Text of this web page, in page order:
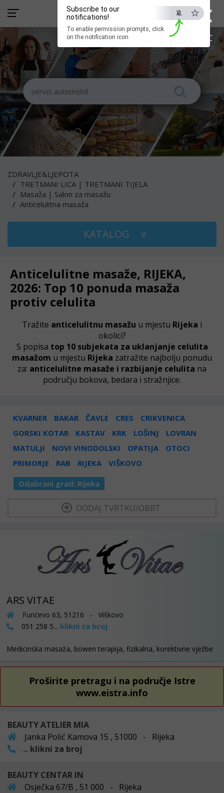
×
ESC
Subscribe to our
notifications!
To enable permission prompts, click
on the notification icon
ZDRAVLJE&LJEPOTA
TRETMANI LICA | TRETMANI TIJELA
Masaža | Salon za masažu
Anticelulitna masaža
KATALOG
Anticelulitne masaže, RIJEKA,
2026: Top 10 ponuda masaža
protiv celulita
Tražite anticelulitnu masažu u mjestu Rijeka i
okolici?
S popisa top 10 subjekata za uklanjanje celulita
masažom u mjestu Rijeka zatražite najbolju ponudu
za: anticelulitne masaže i razbijanje celulita na
području bokova, bedara i stražnjice.
KVARNER BAKAR ČAVLE CRES
CRIKVENICA
GORSKI KOTAR
KASTAV KRK LOŠINJ
LOVRAN
MATULJI
NOVI VINODOLSKI OPATIJA
OTOCI
PRIMORJE
RAB RIJEKA VIŠKOVO
Odabrani grad: Rijeka
DODAJ TVRTKU/OBRT
ARS VITAE
Furićevo 63, 51216 - Viškovo
051 258 5... klikni za broj
Medicinska masaža, bowen terapija, fizikalna, korektivne vježbe
Proširite pretragu i na područje Istre
www.eistra.info
BEAUTY ATELIER MIA
Janka Polić Kamova 15 , 51000 - Rijeka
... klikni za broj
BEAUTY CENTAR IN
Osječka 67/B , 51 000 - Rijeka